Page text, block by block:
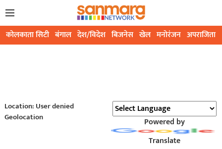
कोलकाता सिटी बंगाल देश/विदेश बिजनेस खेल मनोरंजन अपराजिता
Location: User denied
Geolocation
Powered by
Translate